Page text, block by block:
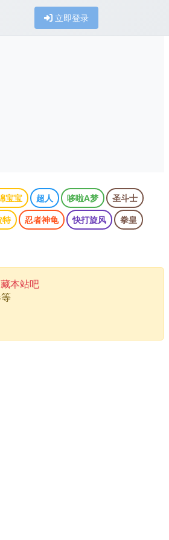
立即登录
宝宝 超人 哆啦A梦
圣斗士
特 忍者神龟 快打旋风
拳皇
本站吧